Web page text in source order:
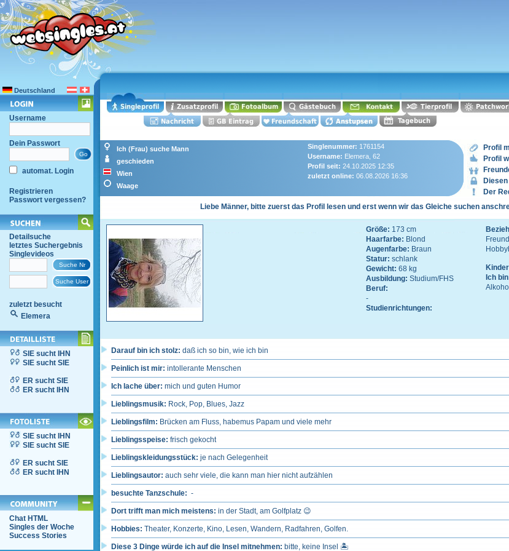
Deutschland
Username
Dein Passwort
automat. Login
Registrieren
Passwort vergessen?
Detailsuche
letztes Suchergebnis
Singlevideos
zuletzt besucht
Elemera
SIE sucht IHN
SIE sucht SIE
ER sucht SIE
ER sucht IHN
SIE sucht IHN
SIE sucht SIE
ER sucht SIE
ER sucht IHN
Chat HTML
Singles der Woche
Success Stories
Ich (Frau) suche Mann
geschieden
Wien
Waage
Singlenummer: 1761154
Username: Elemera, 62
Profil seit: 24.10.2025 12:35
zuletzt online: 06.08.2026 16:36
Profil
Profil
Der
Liebe Männer, bitte zuerst das Profil lesen und erst wenn wir das Gleiche suchen
Größe: 173 cm
Haarfarbe: Blond
Augenfarbe: Braun
Statur: schlank
Gewicht: 68 kg
Ausbildung: Studium/FHS
Beruf:
-
Studienrichtungen:
Ich
Alkohol
Darauf bin ich stolz: daß ich so bin, wie ich bin
Peinlich ist mir: intollerante Menschen
Ich lache über: mich und guten Humor
Lieblingsmusik: Rock, Pop, Blues, Jazz
Lieblingsfilm: Brücken am Fluss, habemus Papam und viele mehr
Lieblingsspeise: frisch gekocht
Lieblingskleidungsstück: je nach Gelegenheit
Lieblingsautor: auch sehr viele, die kann man hier nicht aufzählen
besuchte Tanzschule: -
Dort trifft man mich meistens: in der Stadt, am Golfplatz 😉
Hobbies: Theater, Konzerte, Kino, Lesen, Wandern, Radfahren, Golfen.
Diese 3 Dinge würde ich auf die Insel mitnehmen: bitte, keine Insel 🏝️